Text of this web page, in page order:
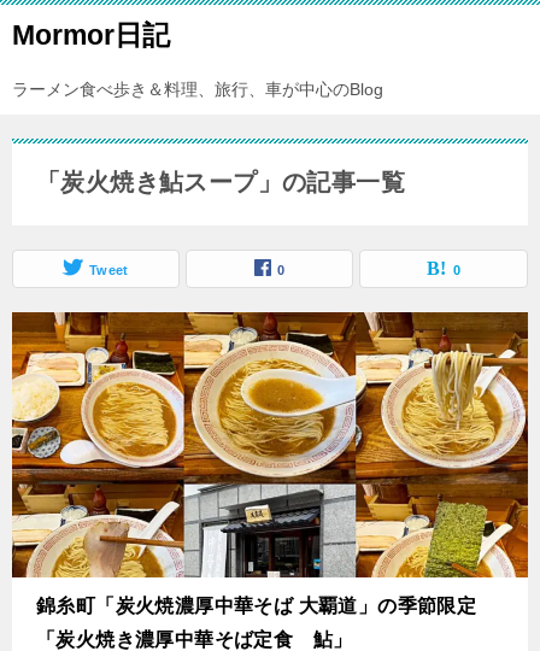
Mormor日記
ラーメン食べ歩き＆料理、旅行、車が中心のBlog
「炭火焼き鮎スープ」の記事一覧
Tweet 0 0
錦糸町「炭火焼濃厚中華そば 大覇道」の季節限定
「炭火焼き濃厚中華そば定食 鮎」